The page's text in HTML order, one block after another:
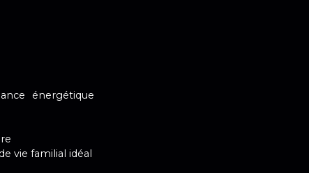
énergétique
vie familial idéal